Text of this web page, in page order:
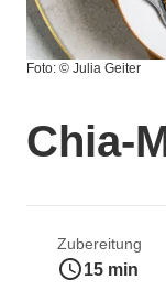
Foto: © Julia Geiter
Chia-
Zubereitung
access_time15 min